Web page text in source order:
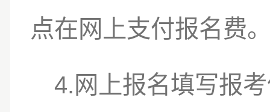
点在网上支付报名费
4. 网上报名填写报